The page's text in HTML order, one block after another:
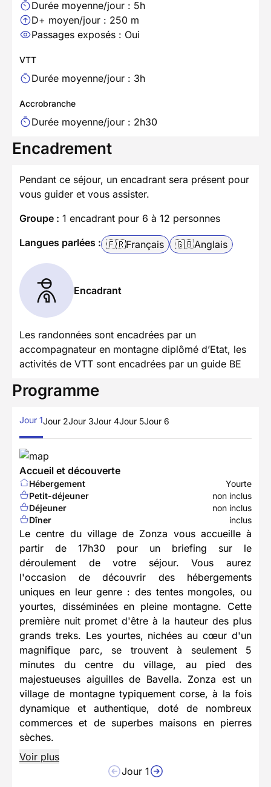
Durée moyenne/jour : 5h
D+ moyen/jour : 250 m
Passages exposés : Oui
VTT
Durée moyenne/jour : 3h
Accrobranche
Durée moyenne/jour : 2h30
Encadrement
Pendant ce séjour, un encadrant sera présent pour
vous guider et vous assister.
Groupe : 1 encadrant pour 6 à 12 personnes
Langues parlées : 🇫🇷Français 🇬🇧Anglais
Encadrant
Les randonnées sont encadrées par un
accompagnateur en montagne diplômé d’Etat, les
activités de VTT sont encadrées par un guide BE
Programme
Jour 1Jour 2Jour 3Jour 4Jour 5Jour 6
Accueil et découverte
Hébergement
Yourte
Petit-déjeuner
non inclus
Déjeuner
non inclus
Dîner
inclus
Le centre du village de Zonza vous accueille à
partir de 17h30 pour un briefing sur le
déroulement de votre séjour. Vous aurez
l'occasion de découvrir des hébergements
uniques en leur genre : des tentes mongoles, ou
yourtes, disséminées en pleine montagne. Cette
première nuit promet d'être à la hauteur des plus
grands treks. Les yourtes, nichées au cœur d'un
magnifique parc, se trouvent à seulement 5
minutes du centre du village, au pied des
majestueuses aiguilles de Bavella. Zonza est un
village de montagne typiquement corse, à la fois
dynamique et authentique, doté de nombreux
commerces et de superbes maisons en pierres
sèches.
Voir plus
Jour 1